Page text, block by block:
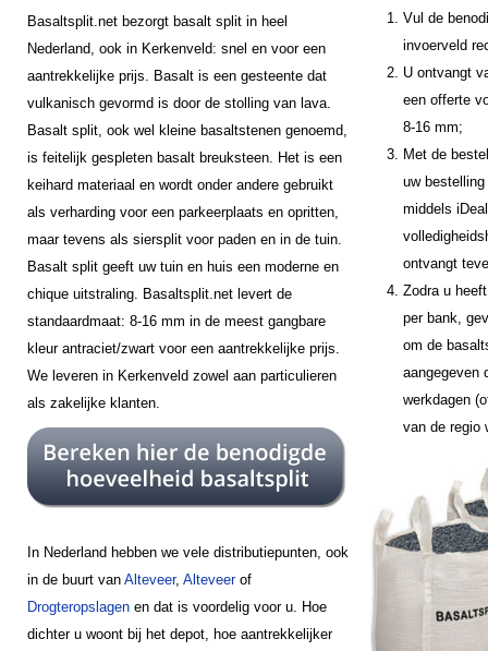
Basaltsplit.net bezorgt basalt split in heel
Nederland, ook in Kerkenveld: snel en voor een
aantrekkelijke prijs. Basalt is een gesteente dat
vulkanisch gevormd is door de stolling van lava.
Basalt split, ook wel kleine basaltstenen genoemd,
is feitelijk gespleten basalt breuksteen. Het is een
keihard materiaal en wordt onder andere gebruikt
als verharding voor een parkeerplaats en opritten,
maar tevens als siersplit voor paden en in de tuin.
Basalt split geeft uw tuin en huis een moderne en
chique uitstraling. Basaltsplit.net levert de
standaardmaat: 8-16 mm in de meest gangbare
kleur antraciet/zwart voor een aantrekkelijke prijs.
We leveren in Kerkenveld zowel aan particulieren
als zakelijke klanten.
In Nederland hebben we vele distributiepunten, ook
in de buurt van Alteveer, Alteveerof
Drogteropslagen en dat is voordelig voor u. Hoe
dichter u woont bij het depot, hoe aantrekkelijker
Vul de
invoerveld
U ontvangt
een offerte
8-16 mm;
Met de
uw
middels
ontvangt
Zodra u
per bank,
om de
aangegeven
werkdagen
van de regio